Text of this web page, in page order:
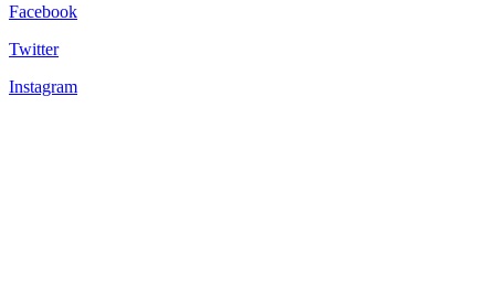
Facebook
Twitter
Instagram